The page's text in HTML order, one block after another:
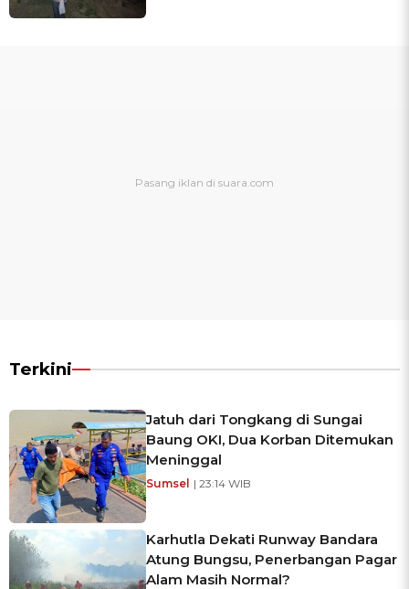
Terkini
Jatuh dari Tongkang di Sungai
Baung OKI, Dua Korban Ditemukan
Meninggal
Sumsel | 23:14 WIB
Karhutla Dekati Runway Bandara
Atung Bungsu, Penerbangan Pagar
Alam Masih Normal?